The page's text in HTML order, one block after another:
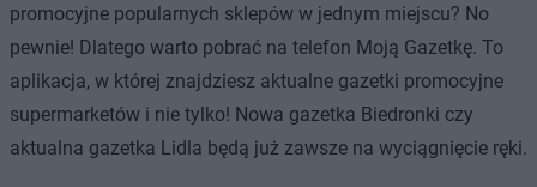
promocyjne popularnych sklepów w jednym miejscu? No
pewnie! Dlatego warto pobrać na telefon Moją Gazetkę. To
aplikacja, w której znajdziesz aktualne gazetki promocyjne
supermarketów i nie tylko! Nowa gazetka Biedronki czy
aktualna gazetka Lidla będą już zawsze na wyciągnięcie ręki.